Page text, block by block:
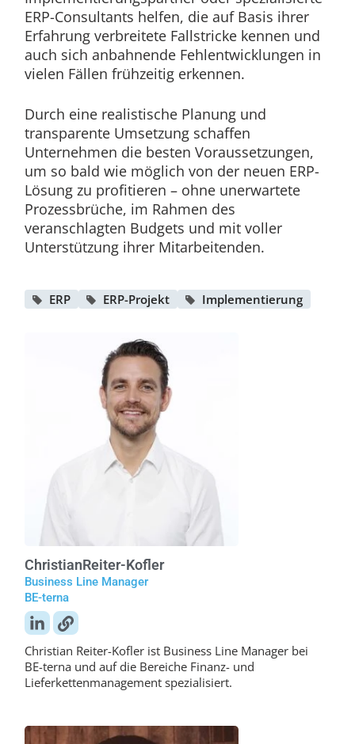
ERP-Consultants helfen, die auf Basis ihrer
Erfahrung verbreitete Fallstricke kennen und
auch sich anbahnende Fehlentwicklungen in
vielen Fällen frühzeitig erkennen.
Durch eine realistische Planung und
transparente Umsetzung schaffen
Unternehmen die besten Voraussetzungen,
um so bald wie möglich von der neuen ERP-
Lösung zu profitieren – ohne unerwartete
Prozessbrüche, im Rahmen des
veranschlagten Budgets und mit voller
Unterstützung ihrer Mitarbeitenden.
ERP ERP-Projekt Implementierung
ChristianReiter-Kofler
Business Line Manager
BE-terna
Christian Reiter-Kofler ist Business Line Manager bei
BE-terna und auf die Bereiche Finanz- und
Lieferkettenmanagement spezialisiert.